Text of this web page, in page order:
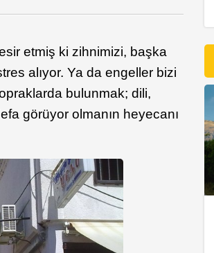
etmiş ki zihnimizi, başka
alıyor. Ya da engeller bizi
bulunmak; dili,
görüyor olmanın heyecanı